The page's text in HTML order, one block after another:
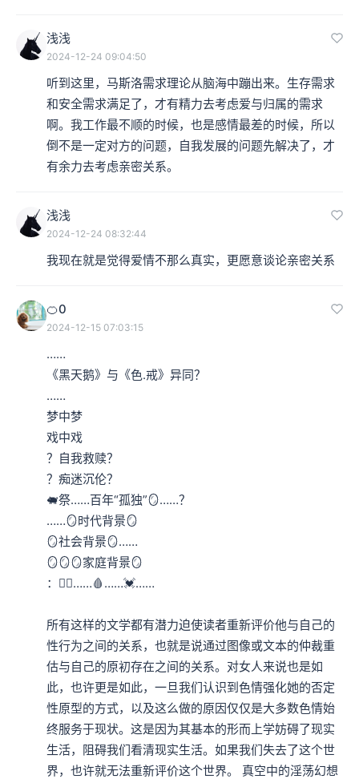
浅浅
2024-12-24 09:04:50
听到这里，马斯洛需求理论从脑海中蹦出来。生存需求
和安全需求满足了，才有精力去考虑爱与归属的需求
啊。我工作最不顺的时候，也是感情最差的时候，所以
倒不是一定对方的问题，自我发展的问题先解决了，才
有余力去考虑亲密关系。
浅浅
2024-12-24 08:32:44
我现在就是觉得爱情不那么真实，更愿意谈论亲密关系
🍊0
2024-12-15 07:03:15
……
《黑天鹅》与《色.戒》异同？
……
梦中梦
戏中戏
？自我救赎？
？痴迷沉伦？
🐖祭……百年“孤独”🪞……？
……🪞时代背景🪞
🪞社会背景🪞……
🪞🪞🪞家庭背景🪞
：🧎‍♀️……🩸……💓……
所有这样的文学都有潜力迫使读者重新评价他与自己的
性行为之间的关系，也就是说通过图像或文本的仲裁重
估与自己的原初存在之间的关系。对女人来说也是如
此，也许更是如此，一旦我们认识到色情强化她的否定
性原型的方式，以及这么做的原因仅仅是大多数色情始
终服务于现状。这是因为其基本的形而上学妨碍了现实
生活，阻碍我们看清现实生活。如果我们失去了这个世
界，也许就无法重新评价这个世界。 真空中的淫荡幻想